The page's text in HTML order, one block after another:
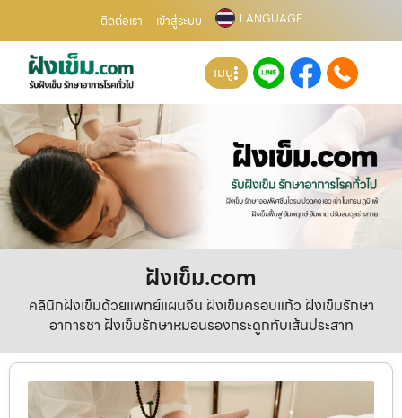
ติดต่อเรา เข้าสู่ระบบ LANGUAGE
เมนู
ฝังเข็ม.com
คลินิกฝังเข็มด้วยแพทย์แผนจีน ฝังเข็มครอบแก้ว ฝังเข็มรักษา
อาการชา ฝังเข็มรักษาหมอนรองกระดูกทับเส้นประสาท